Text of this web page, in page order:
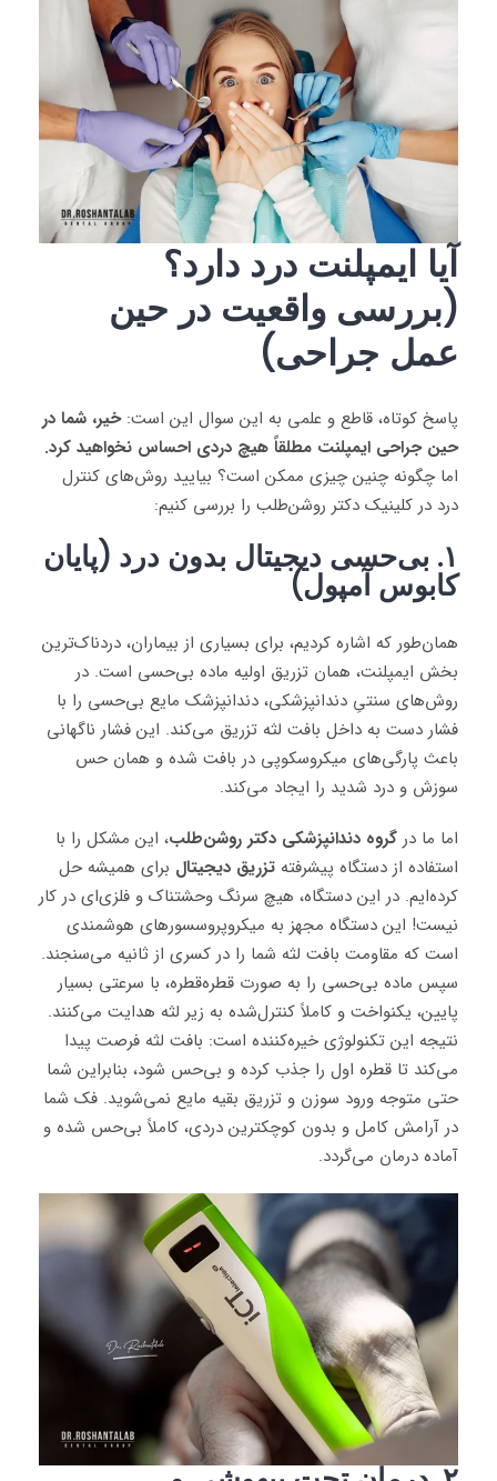
آیا ایمپلنت درد دارد؟
(بررسی واقعیت در حین
عمل جراحی)
پاسخ کوتاه، قاطع و علمی به این سوال این است:خیر، شما در
حین جراحی ایمپلنت مطلقاً هیچ دردی احساس نخواهید کرد.
اما چگونه چنین چیزی ممکن است؟ بیایید روش‌های کنترل
درد در کلینیک دکتر روشن‌طلب را بررسی کنیم:
۱. بی‌حسی دیجیتال بدون درد (پایان
کابوس آمپول)
همان‌طور که اشاره کردیم، برای بسیاری از بیماران، دردناک‌ترین
بخش ایمپلنت، همان تزریق اولیه ماده بی‌حسی است. در
روش‌های سنتیِ دندانپزشکی، دندانپزشک مایع بی‌حسی را با
فشار دست به داخل بافت لثه تزریق می‌کند. این فشار ناگهانی
باعث پارگی‌های میکروسکوپی در بافت شده و همان حس
سوزش و درد شدید را ایجاد می‌کند.
اما ما در گروه دندانپزشکی دکتر روشن‌طلب، این مشکل را با
استفاده از دستگاه پیشرفته تزریق دیجیتال برای همیشه حل
کرده‌ایم. در این دستگاه، هیچ سرنگ وحشتناک و فلزی‌ای در کار
نیست! این دستگاه مجهز به میکروپروسسورهای هوشمندی
است که مقاومت بافت لثه شما را در کسری از ثانیه می‌سنجند.
سپس ماده بی‌حسی را به صورت قطره‌قطره، با سرعتی بسیار
پایین، یکنواخت و کاملاً کنترل‌شده به زیر لثه هدایت می‌کنند.
نتیجه این تکنولوژی خیره‌کننده است: بافت لثه فرصت پیدا
می‌کند تا قطره اول را جذب کرده و بی‌حس شود، بنابراین شما
حتی متوجه ورود سوزن و تزریق بقیه مایع نمی‌شوید. فک شما
در آرامش کامل و بدون کوچکترین دردی، کاملاً بی‌حس شده و
آماده درمان می‌گردد.